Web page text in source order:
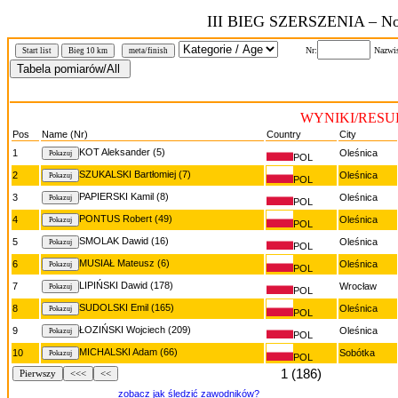
III BIEG SZERSZENIA –
Start list Bieg 10 km meta/finish Nr:
WYNIKI/
Pos Name (Nr) Country
City
1
KOT Aleksander (5) POL Oleśnica
2 SZUKALSKI Bartłomiej (7) POL Oleśnica
3 PAPIERSKI Kamil (8) POL Oleśnica
4 PONTUS Robert (49) POL Oleśnica
5 SMOLAK Dawid (16) POL Oleśnica
6 MUSIAŁ Mateusz (6) POL Oleśnica
7 LIPIŃSKI Dawid (178) POL Wrocław
8 SUDOLSKI Emil (165) POL Oleśnica
9 ŁOZIŃSKI Wojciech (209) POL Oleśnica
10 MICHALSKI Adam (66) POL Sobótka
Pierwszy <<< << 1 (186)
zobacz jak śledzić zawodników?